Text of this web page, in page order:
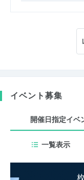
イベント募集
開催日指定イベ
一覧表示